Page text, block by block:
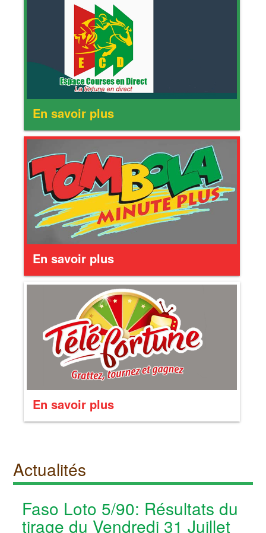
En savoir plus
En savoir plus
En savoir plus
Actualités
Faso Loto 5/90: Résultats du
tirage du Vendredi 31 Juillet